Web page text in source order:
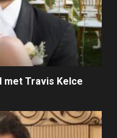
Travis Kelce